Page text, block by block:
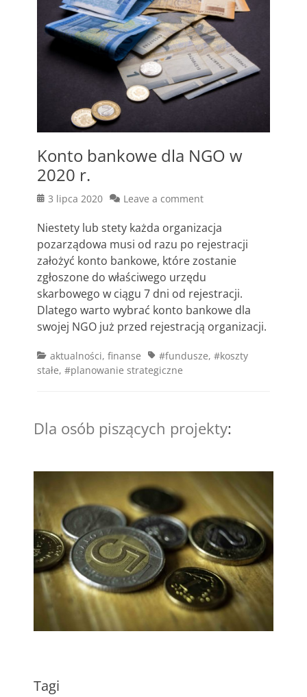
Konto bankowe dla NGO w
2020 r.
Posted
3 lipca 2020 Leave a comment
Niestety lub stety każda organizacja
pozarządowa musi od razu po rejestracji
założyć konto bankowe, które zostanie
zgłoszone do właściwego urzędu
skarbowego w ciągu 7 dni od rejestracji.
Dlatego warto wybrać konto bankowe dla
swojej NGO już przed rejestracją organizacji.
Categories
aktualności, finanse Tags#fundusze, #koszty
stałe, #planowanie strategiczne
Dla osób piszących projekty:
Tagi